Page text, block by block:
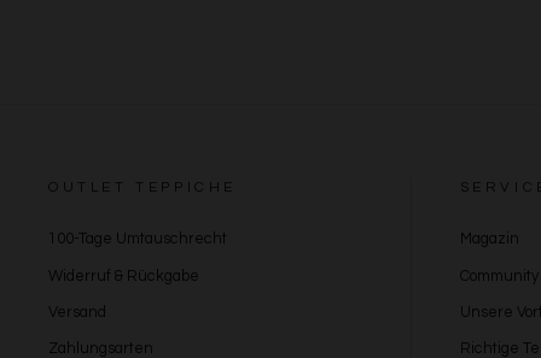
OUTLET TEPPICHE
100-Tage Umtauschrecht
Widerruf & Rückgabe
Versand
Zahlungsarten
Magazin
Community
Unsere
Richtige